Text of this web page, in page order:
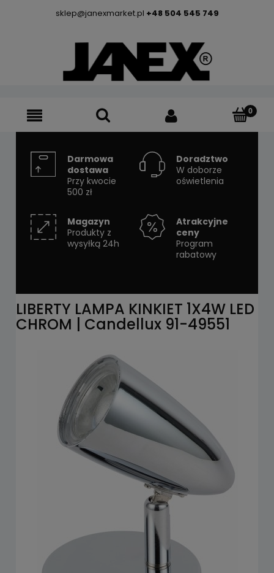
sklep@janexmarket.pl +48 504 545 749
Darmowa
dostawa
Przy kwocie
500 zł
Doradztwo
W doborze
oświetlenia
Magazyn
Produkty z
wysyłką 24h
Atrakcyjne
ceny
Program
rabatowy
LIBERTY LAMPA KINKIET 1X4W LED
CHROM | Candellux 91-49551